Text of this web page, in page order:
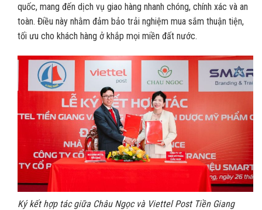
quốc, mang đến dịch vụ giao hàng nhanh chóng, chính xác và an
toàn. Điều này nhằm đảm bảo trải nghiệm mua sắm thuận tiện,
tối ưu cho khách hàng ở khắp mọi miền đất nước.
Ký kết hợp tác giữa Châu Ngọc và Viettel Post Tiền Giang